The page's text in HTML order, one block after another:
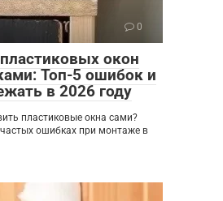
0
окон
Топ-5 ошибок и
в 2026 году
пластиковые окна сами?
ошибках при монтаже в